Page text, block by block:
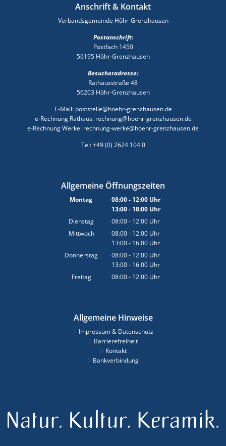
Anschrift & Kontakt
Verbandsgemeinde Höhr-Grenzhausen
Postanschrift:
Postfach 1450
56195 Höhr-Grenzhausen
Besucheradresse:
Rathausstraße 48
56203 Höhr-Grenzhausen
E-Mail: poststelle@hoehr-grenzhausen.de
e-Rechnung Rathaus: rechnung@hoehr-grenzhausen.de
e-Rechnung Werke: rechnung-werke@hoehr-grenzhausen.de
Tel: +49 (0) 2624 104 0
Allgemeine Öffnungszeiten
Montag 08:00- 12:00Uhr
Von 08:00 bis 12:00 Uhr
13:00- 18:00Uhr
Von 13:00 bis 18:00 Uhr
Dienstag 08:00- 12:00 Uhr
Von 08:00 bis 12:00 Uhr
Mittwoch 08:00- 12:00 Uhr
Von 08:00 bis 12:00 Uhr
13:00- 16:00 Uhr
Von 13:00 bis 16:00 Uhr
Donnerstag 08:00- 12:00 Uhr
Von 08:00 bis 12:00 Uhr
13:00- 16:00 Uhr
Von 13:00 bis 16:00 Uhr
Freitag 08:00- 12:00 Uhr
Allgemeine Hinweise
Impressum & Datenschutz
Barrierefreiheit
Kontakt
Bankverbindung